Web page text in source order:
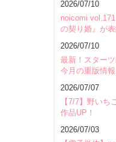
2026/07/10
noicomi
の契り婚』が
2026/07/10
最新！スター
今月の重版情
2026/07/07
【7/7】野いち
作品UP！
2026/07/03